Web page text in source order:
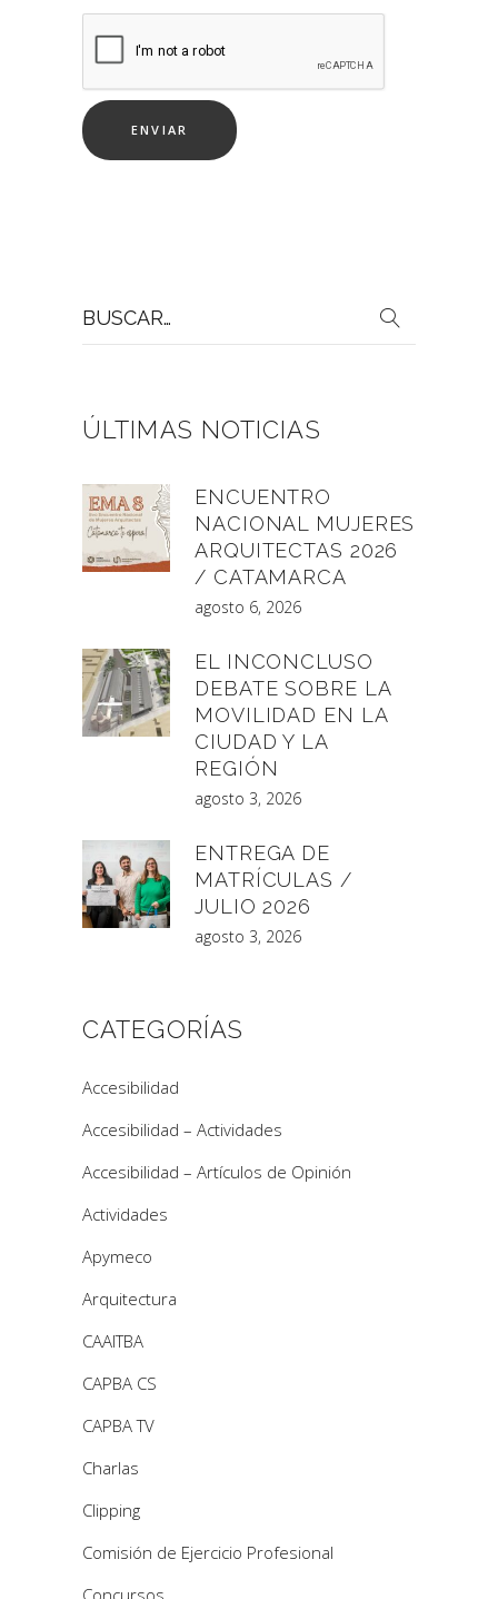
por:
ÚLTIMAS NOTICIAS
ENCUENTRO
NACIONAL MUJERES
ARQUITECTAS 2026
/ CATAMARCA
agosto 6, 2026
EL INCONCLUSO
DEBATE SOBRE LA
MOVILIDAD EN LA
CIUDAD Y LA
REGIÓN
agosto 3, 2026
ENTREGA DE
MATRÍCULAS /
JULIO 2026
agosto 3, 2026
CATEGORÍAS
Accesibilidad
Accesibilidad – Actividades
Accesibilidad – Artículos de Opinión
Actividades
Apymeco
Arquitectura
CAAITBA
CAPBA CS
CAPBA TV
Charlas
Clipping
Comisión de Ejercicio Profesional
Concursos